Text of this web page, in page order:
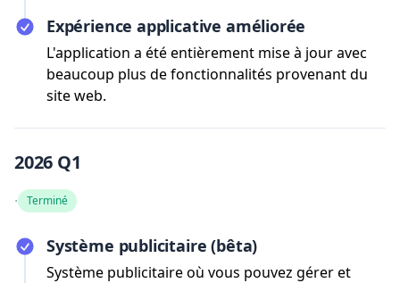
Expérience applicative améliorée
L'application a été entièrement mise à jour avec
beaucoup plus de fonctionnalités provenant du
site web.
2026 Q1
· Terminé
Système publicitaire (bêta)
Système publicitaire où vous pouvez gérer et